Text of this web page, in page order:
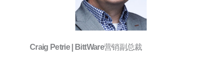
Craig Petrie | BittWare营销副总裁